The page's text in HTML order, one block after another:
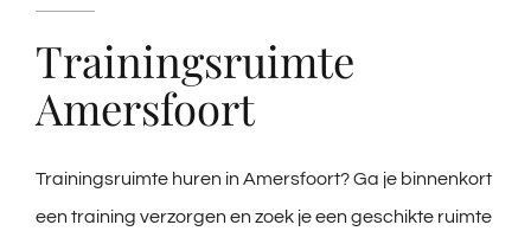
Trainingsruimte
Amersfoort
Trainingsruimte huren in Amersfoort? Ga je binnenkort
een training verzorgen en zoek je een geschikte ruimte